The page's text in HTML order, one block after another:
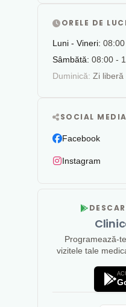
ORELE DE
Luni - Vineri:
Sâmbătă: 08:00 -
Duminică: Zi liberă
SOCIAL MEDIA
Facebook
Instagram
Programează-
vizitele tale